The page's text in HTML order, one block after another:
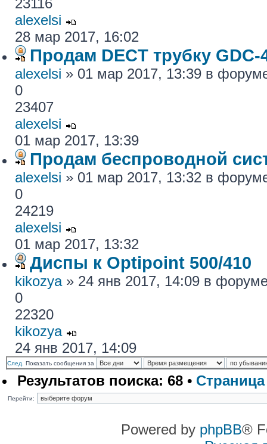
23116
alexelsi
28 мар 2017, 16:02
Продам DECT трубку GDC-
alexelsi » 01 мар 2017, 13:39 в
0
23407
alexelsi
01 мар 2017, 13:39
Продам беспроводной
alexelsi » 01 мар 2017, 13:32 в
0
24219
alexelsi
01 мар 2017, 13:32
Диспы к Optipoint 500/410
kikozya» 24 янв 2017, 14:09 в
0
22320
kikozya
24 янв 2017, 14:09
След. Показать сообщения за
Результатов поиска: 68 •
Перейти:
Powered by phpBB®